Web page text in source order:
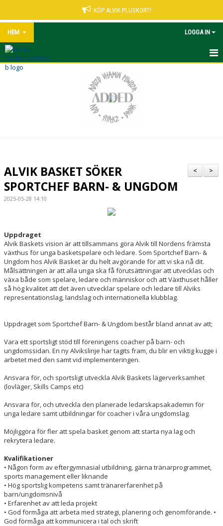
KÖP ALVIK PLUSKORT!
HEM LOGGA IN
START
KONTAKT
>
<
ALVIK BASKET SÖKER
SPORTCHEF BARN- & UNGDOM
2025-05-28 14:10
Uppdraget
Alvik Baskets vision är att tillsammans göra Alvik till Nordens främsta
växthus för unga basketspelare och ledare. Som Sportchef Barn- &
Ungdom hos Alvik Basket är du helt avgörande för att vi ska nå dit.
Målsättningen är att alla unga ska få förutsättningar att utvecklas och
växa både som spelare, ledare och människor och att Växthuset håller
så hög kvalitet att det även utvecklar spelare och ledare till Alviks
representationslag, landslag och internationella klubblag.
Uppdraget som Sportchef Barn- & Ungdom består bland annat av att;
Vara ett sportsligt stöd till föreningens coacher på barn- och
ungdomssidan. En ny Alvikslinje har tagits fram, du blir en viktig kugge i
arbetet med den samt vid implementeringen.
Ansvara för, och sportsligt utveckla Alvik Baskets lägerverksamhet
(lovläger, Skills Camps etc)
Ansvara för, och utveckla den planerade ledarskapsakademin för
unga ledare samt utbildningar för coacher i våra ungdomslag.
Möjliggöra för fler att spela basket genom att starta nya lag och
rekrytera ledare.
Kvalifikationer
• Någon form av eftergymnasial utbildning, gärna tränarprogrammet,
sports management eller liknande
• Hög sportslig kompetens samt tränarerfarenhet på
barn/ungdomsnivå
• Erfarenhet av att leda projekt
• God förmåga att arbeta med strategi, planering och genomförande. •
God förmåga att kommunicera i tal och skrift